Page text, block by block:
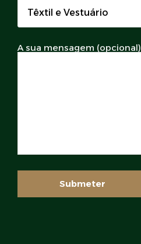
A sua mensagem (opcional)